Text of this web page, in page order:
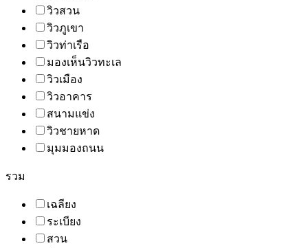
วิวสวน
วิวภูเขา
วิวท่าเรือ
มองเห็นวิวทะเล
วิวเมือง
วิวอาคาร
สนามแข่ง
วิวชายหาด
มุมมองถนน
รวม
เฉลียง
ระเบียง
สวน